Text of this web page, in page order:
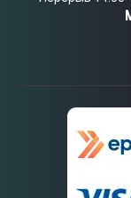
гравировки
Алюминиевые
они могут быть
просто
для маленького
собак
представителям
ошейнике, жетон
адресник для